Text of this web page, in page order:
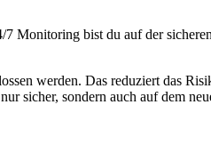
Monitoring bist du auf der
werden. Das reduziert das
sicher, sondern auch auf dem